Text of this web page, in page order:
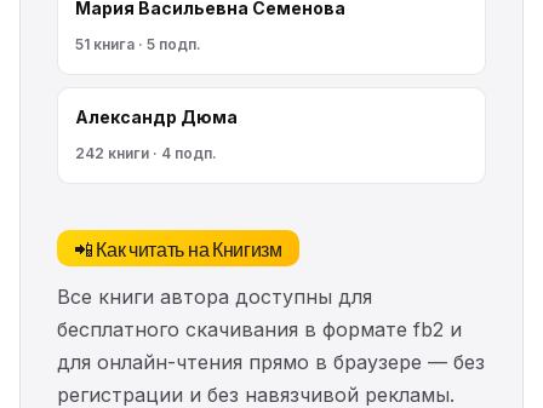
Мария Васильевна Семенова
51 книга · 5 подп.
Александр Дюма
242 книги · 4 подп.
📲 Как читать на Книгизм
Все книги автора доступны для
бесплатного скачивания в формате fb2 и
для онлайн-чтения прямо в браузере — без
регистрации и без навязчивой рекламы.